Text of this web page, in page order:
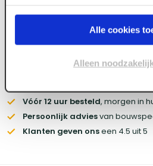
Alle cookies
Alleen Voorraad:120
Vóór 12 uur besteld, morgen in
Persoonlijk adviesvan
Klanten geven onseen 4.5 uit 5